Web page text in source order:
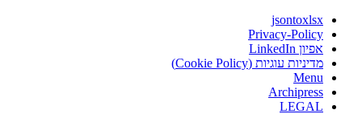
jsontoxlsx
Privacy-Policy
אפיון LinkedIn
מדיניות עוגיות (Cookie Policy)
Menu
Archipress
LEGAL